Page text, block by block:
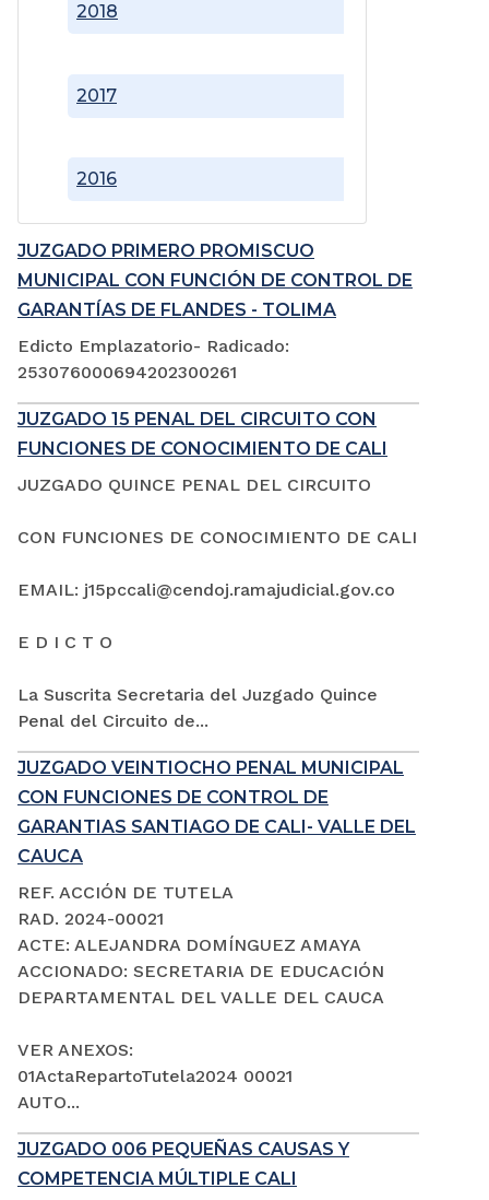
2016
2017
2018
JUZGADO PRIMERO PROMISCUO
MUNICIPAL CON FUNCIÓN DE CONTROL DE
GARANTÍAS DE FLANDES - TOLIMA
Edicto Emplazatorio- Radicado:
253076000694202300261
JUZGADO 15 PENAL DEL CIRCUITO CON
FUNCIONES DE CONOCIMIENTO DE CALI
JUZGADO QUINCE PENAL DEL CIRCUITO
CON FUNCIONES DE CONOCIMIENTO DE CALI
EMAIL: j15pccali@cendoj.ramajudicial.gov.co
E D I C T O
La Suscrita Secretaria del Juzgado Quince
Penal del Circuito de...
JUZGADO VEINTIOCHO PENAL MUNICIPAL
CON FUNCIONES DE CONTROL DE
GARANTIAS SANTIAGO DE CALI- VALLE DEL
CAUCA
REF. ACCIÓN DE TUTELA
RAD. 2024-00021
ACTE: ALEJANDRA DOMÍNGUEZ AMAYA
ACCIONADO: SECRETARIA DE EDUCACIÓN
DEPARTAMENTAL DEL VALLE DEL CAUCA
VER ANEXOS:
01ActaRepartoTutela2024 00021
AUTO...
JUZGADO 006 PEQUEÑAS CAUSAS Y
COMPETENCIA MÚLTIPLE CALI